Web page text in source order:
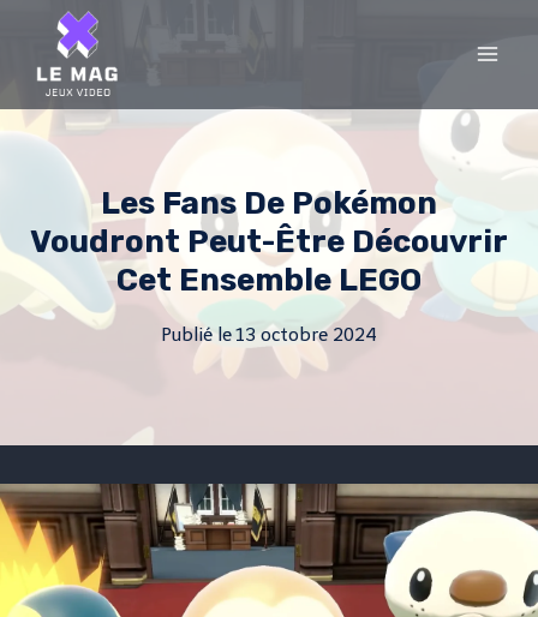
content
Les Fans De Pokémon
Voudront Peut-Être Découvrir
Cet Ensemble LEGO
Publié le13 octobre 2024